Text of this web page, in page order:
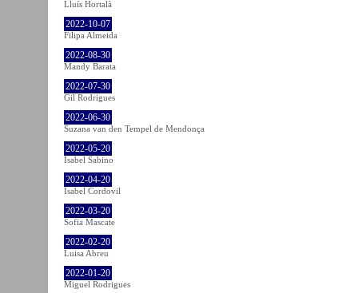
Lluís Hortalà
2022-10-07
Filipa Almeida
2022-08-30
Mandy Barata
2022-07-30
Gil Rodrigues
2022-06-30
Suzana van den Tempel de Mendonça
2022-05-20
Isabel Sabino
2022-04-20
Isabel Cordovil
2022-03-20
Sofia Mascate
2022-02-20
Luisa Abreu
2022-01-20
Miguel Rodrigues